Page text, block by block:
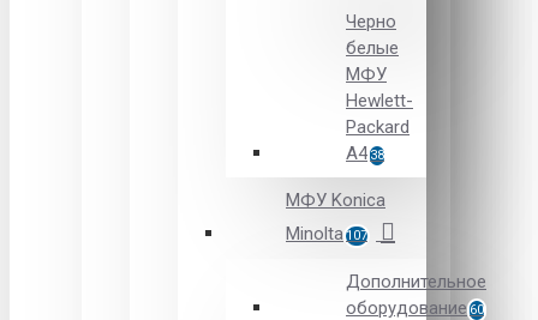
Черно
белые
МФУ
Hewlett-
Packard
А438
МФУ Konica
Minolta107
Дополнительное
оборудование 60